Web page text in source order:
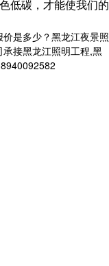
低碳，才能使我们的
是多少？黑龙江夜景照
接黑龙江照明工程,黑